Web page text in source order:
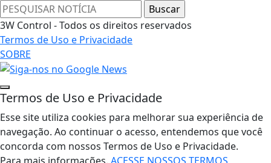
3W Control - Todos os direitos reservados
Termos de Uso e Privacidade
SOBRE
Termos de Uso e Privacidade
Esse site utiliza cookies para melhorar sua experiência de
navegação. Ao continuar o acesso, entendemos que você
concorda com nossos Termos de Uso e Privacidade.